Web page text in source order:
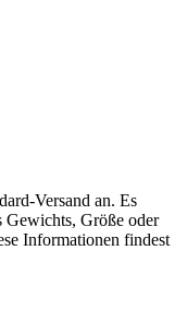
Versand an. Es
Gewichts, Größe oder
Informationen findest